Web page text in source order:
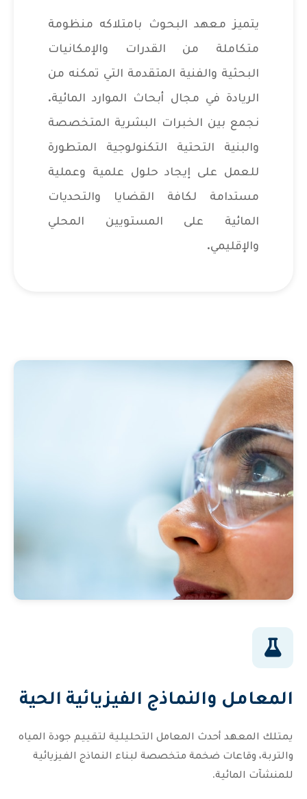
يتميز معهد البحوث بامتلاكه منظومة
متكاملة من القدرات والإمكانيات
البحثية والفنية المتقدمة التي تمكنه من
الريادة في مجال أبحاث الموارد المائية.
نجمع بين الخبرات البشرية المتخصصة
والبنية التحتية التكنولوجية المتطورة
للعمل على إيجاد حلول علمية وعملية
مستدامة لكافة القضايا والتحديات
المائية على المستويين المحلي
والإقليمي.
المعامل والنماذج الفيزيائية الحية
يمتلك المعهد أحدث المعامل التحليلية لتقييم جودة المياه
والتربة، وقاعات ضخمة متخصصة لبناء النماذج الفيزيائية
للمنشآت المائية.